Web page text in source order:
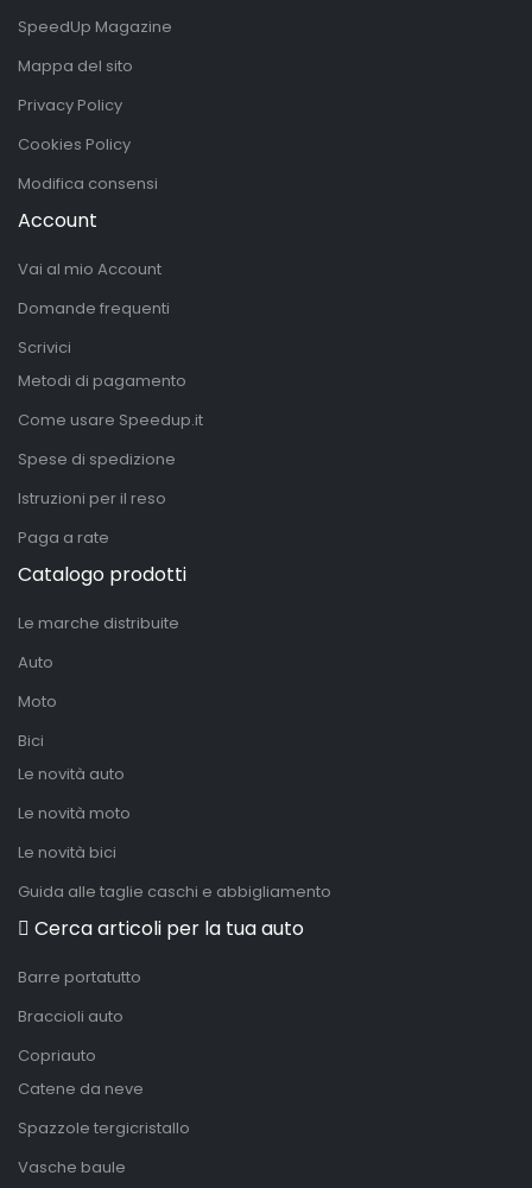
SpeedUp Magazine
Mappa del sito
Privacy Policy
Cookies Policy
Modifica consensi
Account
Vai al mio Account
Domande frequenti
Scrivici
Metodi di pagamento
Come usare Speedup.it
Spese di spedizione
Istruzioni per il reso
Paga a rate
Catalogo prodotti
Le marche distribuite
Auto
Moto
Bici
Le novità auto
Le novità moto
Le novità bici
Guida alle taglie caschi e abbigliamento
Cerca articoli per la tua auto
Barre portatutto
Braccioli auto
Copriauto
Catene da neve
Spazzole tergicristallo
Vasche baule